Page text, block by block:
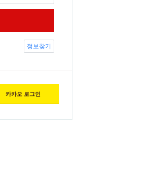
정보찾기
카카오 로그인